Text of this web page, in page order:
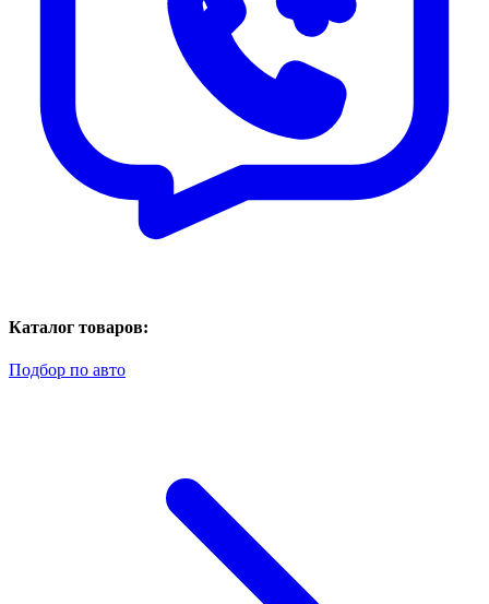
Каталог товаров:
Подбор по авто